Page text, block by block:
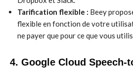
Tarification flexible : Beey
flexible en fonction de votre
ne payer que pour ce que vous
4. Google Cloud Speech-